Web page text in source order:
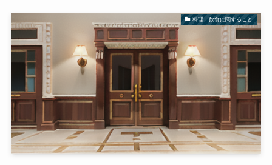
料理・飲食に関すること